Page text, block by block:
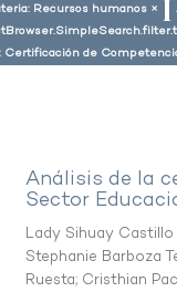
Recursos humanos ×
Certificación de
Análisis de la
Sector
Lady Sihuay
Stephanie Barboza
Ruesta; Cristhian